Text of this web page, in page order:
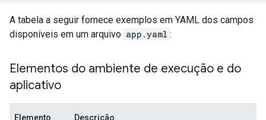
A tabela a seguir fornece exemplos em YAML dos campos
disponíveis em um arquivo app.yaml :
Elementos do ambiente de execução e do
aplicativo
Elemento Descrição